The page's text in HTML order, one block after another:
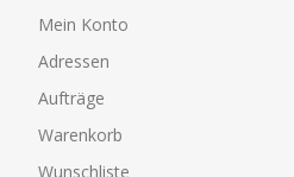
Mein Konto
Adressen
Aufträge
Warenkorb
Wunschliste